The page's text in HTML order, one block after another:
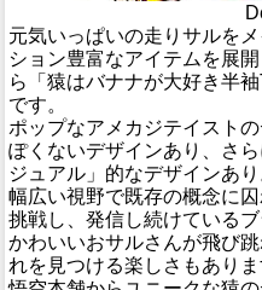
元気いっぱいの走りサルを
ション豊富なアイテムを展
ら「猿はバナナが大好き半
です。
ポップなアメカジテイスト
ぽくないデザインあり、さ
ジュアル」的なデザインあり
幅広い視野で既存の概念に
挑戦し、発信し続けているブ
かわいいおサルさんが飛び
れを見つける楽しさもありま